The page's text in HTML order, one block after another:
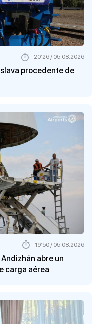
procedente de
20:26 / 05.08.2026
abre un
carga aérea
19:50 / 05.08.2026